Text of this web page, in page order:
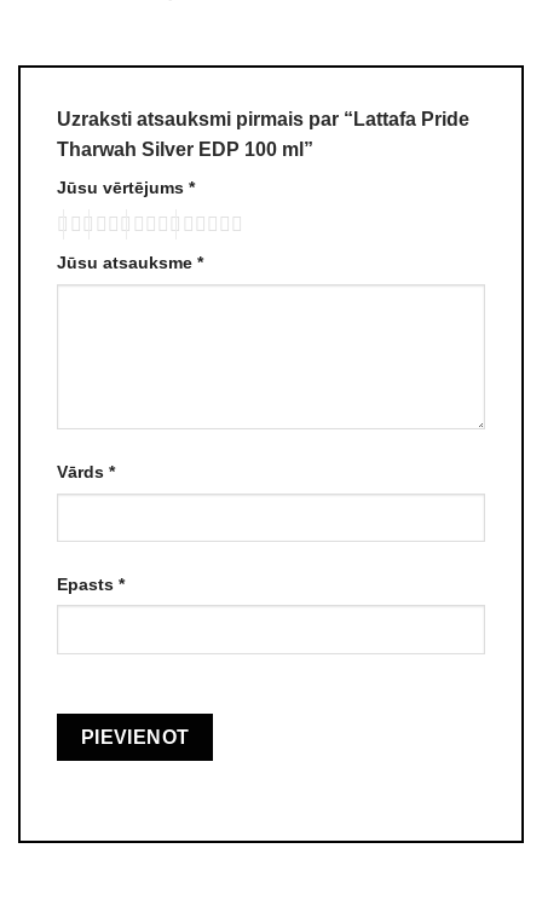
Uzraksti atsauksmi pirmais par “Lattafa Pride
Tharwah Silver EDP 100 ml”
Jūsu vērtējums *
Jūsu atsauksme *
Vārds *
Epasts *